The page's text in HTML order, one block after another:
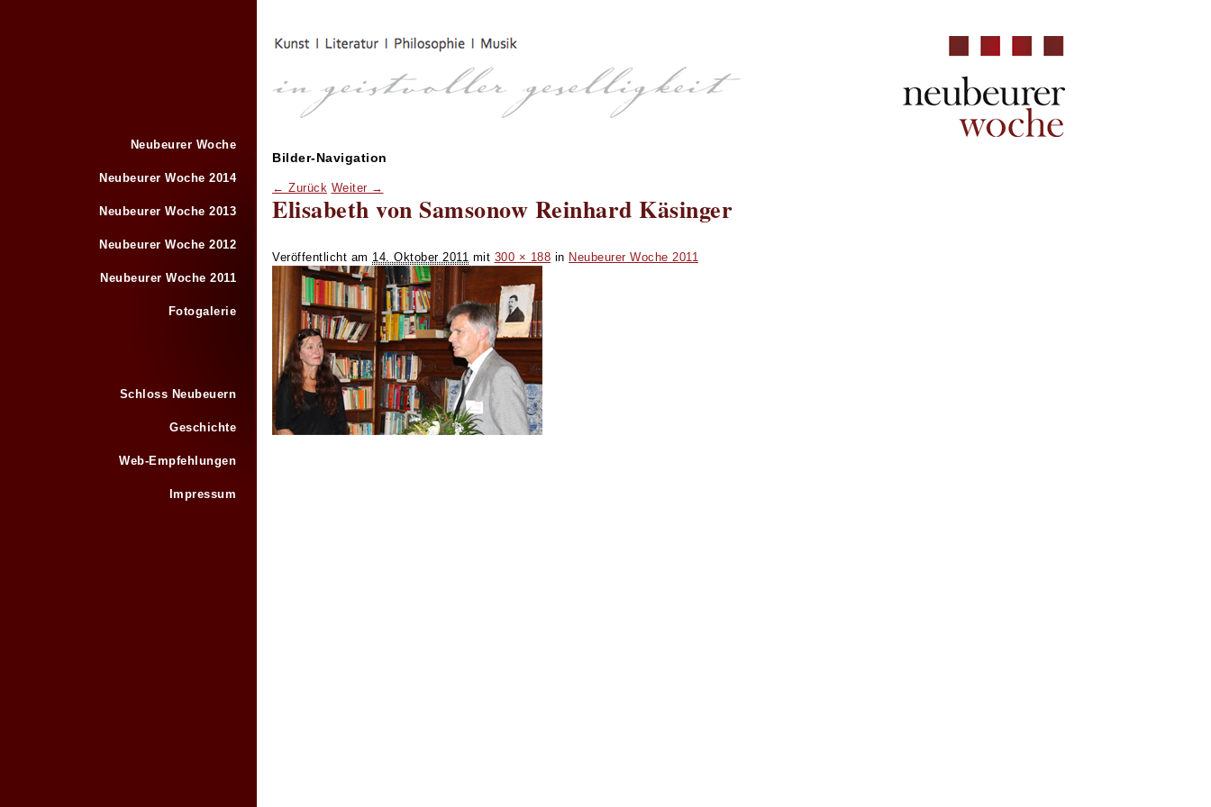
Neubeurer Woche
Neubeurer Woche 2014
Neubeurer Woche 2013
Neubeurer Woche 2012
Neubeurer Woche 2011
Fotogalerie
Schloss Neubeuern
Geschichte
Web-Empfehlungen
Impressum
Bilder-Navigation
← Zurück Weiter →
Elisabeth von Samsonow Reinhard Käsinger
Veröffentlicht am 14. Oktober 2011 mit 300 × 188 in Neubeurer Woche 2011